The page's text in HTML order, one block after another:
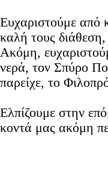
Ευχαριστούμε από
καλή τους
Ακόμη,
νερά, τον Σπύρο
παρείχε, το
Ελπίζουμε στην
κοντά μας ακόμη